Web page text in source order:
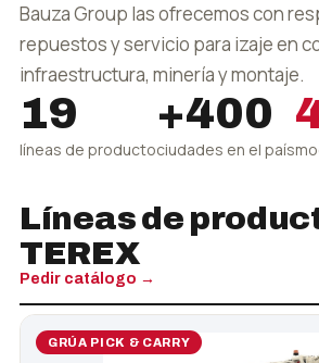
Bauza Group las ofrecemos con
repuestos y servicio para izaje en
infraestructura, minería y montaje.
19
líneas de producto
+400
ciudades en el país
Líneas de
TEREX
Pedir catálogo →
GRÚA PICK & CARRY